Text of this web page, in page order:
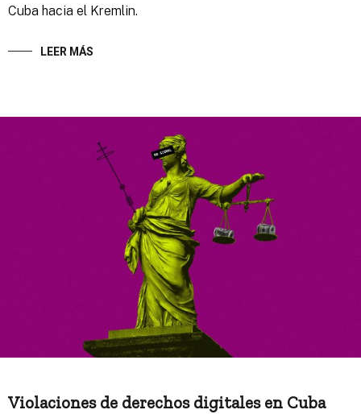
Cuba hacia el Kremlin.
LEER MÁS
Violaciones de derechos digitales en Cuba